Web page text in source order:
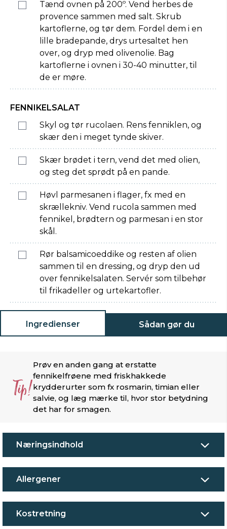
Tænd ovnen på 200º. Vend herbes de
provence sammen med salt. Skrub
kartoflerne, og tør dem. Fordel dem i en
lille bradepande, drys urtesaltet hen
over, og dryp med olivenolie. Bag
kartoflerne i ovnen i 30-40 minutter, til
de er møre.
FENNIKELSALAT
Skyl og tør rucolaen. Rens fenniklen, og
skær den i meget tynde skiver.
Skær brødet i tern, vend det med olien,
og steg det sprødt på en pande.
Høvl parmesanen i flager, fx med en
skrællekniv. Vend rucola sammen med
fennikel, brødtern og parmesan i en stor
skål.
Rør balsamicoeddike og resten af olien
sammen til en dressing, og dryp den ud
over fennikelsalaten. Servér som tilbehør
til frikadeller og urtekartofler.
Ingredienser Sådan gør du
Tip!
Prøv en anden gang at erstatte
fennikelfrøene med friskhakkede
krydderurter som fx rosmarin, timian eller
salvie, og læg mærke til, hvor stor betydning
det har for smagen.
Næringsindhold
Allergener
Kostretning